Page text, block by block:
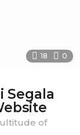
18 0
Segala
of